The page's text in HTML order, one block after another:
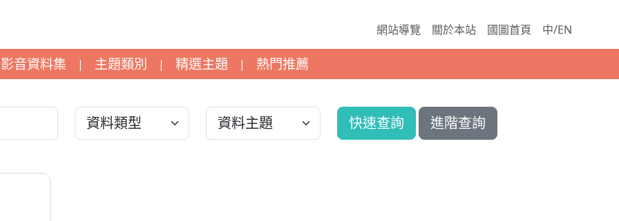
網站導覽 關於本站 國圖首頁 中/EN
影音資料集 | 主題類別 | 精選主題 | 熱門推薦
快速查詢 進階查詢